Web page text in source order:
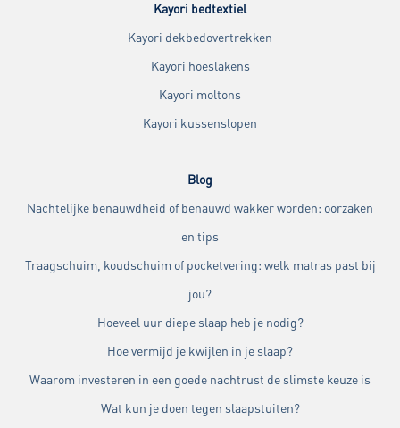
Kayori bedtextiel
Kayori dekbedovertrekken
Kayori hoeslakens
Kayori moltons
Kayori kussenslopen
Blog
Nachtelijke benauwdheid of benauwd wakker worden: oorzaken
en tips
Traagschuim, koudschuim of pocketvering: welk matras past bij
jou?
Hoeveel uur diepe slaap heb je nodig?
Hoe vermijd je kwijlen in je slaap?
Waarom investeren in een goede nachtrust de slimste keuze is
Wat kun je doen tegen slaapstuiten?